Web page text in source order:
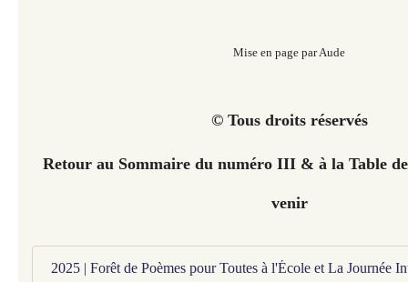
Mise en page par Aude
© Tous droits réservés
Retour au Sommaire du numéro III & à la Table
venir